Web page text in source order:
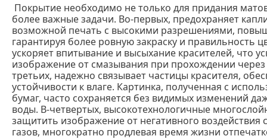
Покрытие необходимо не только для придания
более важные задачи. Во-первых, предохраняет
возможной печать с высокими разрешениями,
гарантируя более ровную закраску и правильность
ускоряет впитывание и высыхание красителей, что
изображение от смазывания при прохождении
третьих, надежно связывает частицы красителя,
устойчивости к влаге. Картинка, полученная с
бумаг, часто сохраняется без видимых изменений
воды. В-четвертых, высокотехнологичные
защитить изображение от негативного
газов, многократно продлевая время жизни